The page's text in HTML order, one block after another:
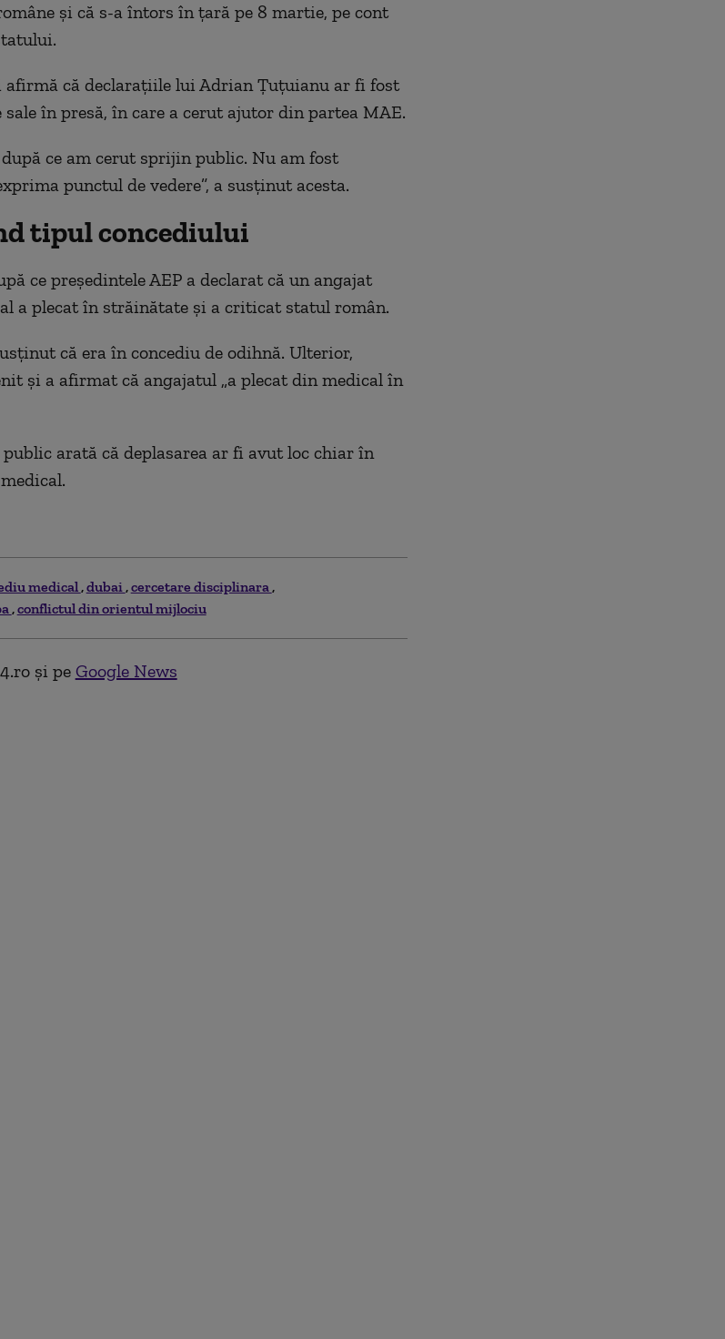
și că s-a întors în țară pe 8 martie, pe cont
afirmă că declarațiile lui Adrian Țuțuianu ar fi fost
în presă, în care a cerut ajutor din partea MAE.
ce am cerut sprijin public. Nu am fost
punctul de vedere”, a susținut acesta.
tipul concediului
ce președintele AEP a declarat că un angajat
a plecat în străinătate și a criticat statul român.
că era în concediu de odihnă. Ulterior,
și a afirmat că angajatul „a plecat din medical în
arată că deplasarea ar fi avut loc chiar în
medical dubai cercetare disciplinara
conflictul din orientul mijlociu
și pe Google News